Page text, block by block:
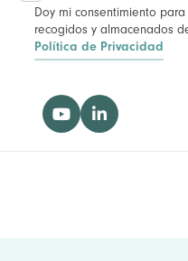
Doy mi consentimiento
recogidos y almacenados
Política de Privacidad